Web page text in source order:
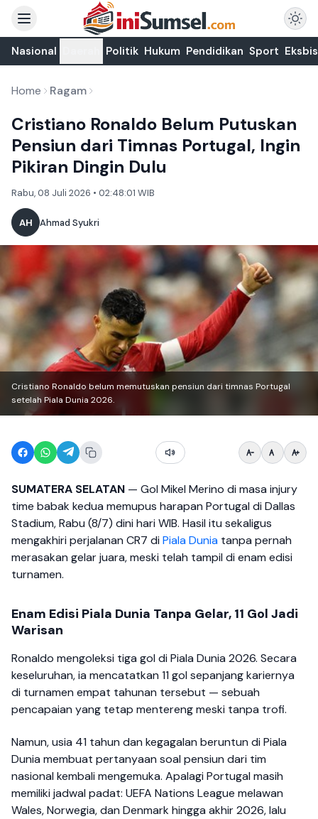
Nasional Politik Hukum Pendidikan Sport Eksbis
Home Ragam
Cristiano Ronaldo Belum Putuskan
Pensiun dari Timnas Portugal, Ingin
Pikiran Dingin Dulu
Rabu, 08 Juli 2026 • 02:48:01 WIB
AH Ahmad Syukri
Cristiano Ronaldo belum memutuskan pensiun dari timnas Portugal
setelah Piala Dunia 2026.
SUMATERA SELATAN — Gol Mikel Merino di masa injury
time babak kedua memupus harapan Portugal di Dallas
Stadium, Rabu (8/7) dini hari WIB. Hasil itu sekaligus
mengakhiri perjalanan CR7 di Piala Dunia tanpa pernah
merasakan gelar juara, meski telah tampil di enam edisi
turnamen.
Enam Edisi Piala Dunia Tanpa Gelar, 11 Gol Jadi
Warisan
Ronaldo mengoleksi tiga gol di Piala Dunia 2026. Secara
keseluruhan, ia mencatatkan 11 gol sepanjang kariernya
di turnamen empat tahunan tersebut — sebuah
pencapaian yang tetap mentereng meski tanpa trofi.
Namun, usia 41 tahun dan kegagalan beruntun di Piala
Dunia membuat pertanyaan soal pensiun dari tim
nasional kembali mengemuka. Apalagi Portugal masih
memiliki jadwal padat: UEFA Nations League melawan
Wales, Norwegia, dan Denmark hingga akhir 2026, lalu